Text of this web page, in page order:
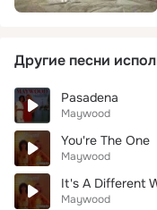
Другие песни
Pasadena
Maywood
You're The One
Maywood
It's A Different
Maywood